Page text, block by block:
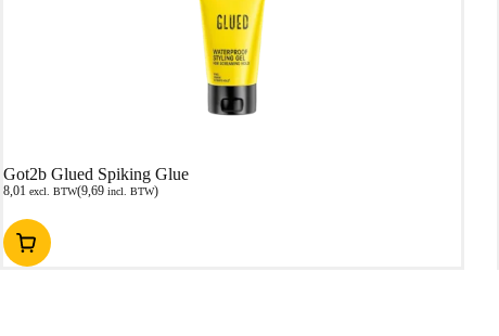
Got2b Glued Spiking Glue
8,01 excl. BTW(9,69 incl. BTW)